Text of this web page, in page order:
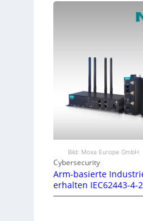
Bild: Moxa Europe GmbH
Cybersecurity
Arm-basierte
erhalten IEC62443-4-